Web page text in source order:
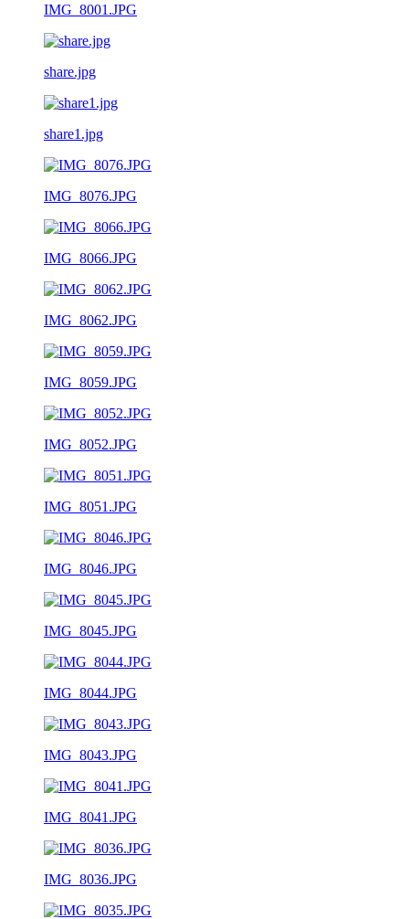
IMG_8001.JPG
share.jpg
share1.jpg
IMG_8076.JPG
IMG_8066.JPG
IMG_8062.JPG
IMG_8059.JPG
IMG_8052.JPG
IMG_8051.JPG
IMG_8046.JPG
IMG_8045.JPG
IMG_8044.JPG
IMG_8043.JPG
IMG_8041.JPG
IMG_8036.JPG